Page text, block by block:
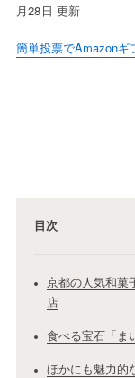
月28日 更新
簡単投票でAmazonギ
目次
京都の人気和菓
店
食べる宝石「ま
ほかにも魅力的